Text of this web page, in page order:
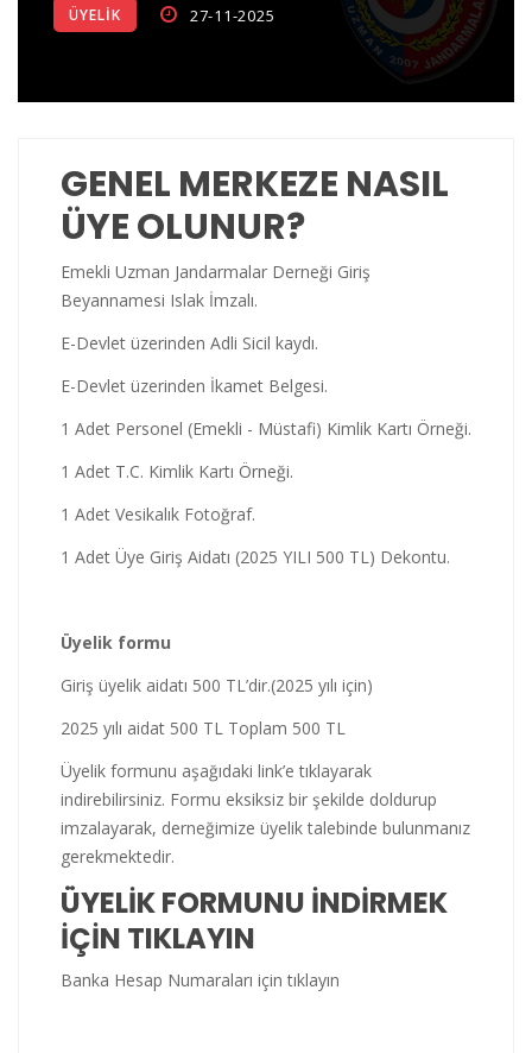
GÖNDRİLMİŞ OLUP; JNET SAYFASINDA PERSONEL
EMUJAD YÖNETİM KURULU VE ÜYELERİMİZ İLE BİRLİKTE
ANITKABİR ZİYARETİMİZ. 09.12.2025
Şehit Mehmet DEMİRBAŞ 11.07.2026
ÜYELIK 27-11-2025
GENEL MERKEZE NASIL
ÜYE OLUNUR?
Emekli Uzman Jandarmalar Derneği Giriş
Beyannamesi Islak İmzalı.
E-Devlet üzerinden Adli Sicil kaydı.
E-Devlet üzerinden İkamet Belgesi.
1 Adet Personel (Emekli - Müstafi) Kimlik Kartı Örneği.
1 Adet T.C. Kimlik Kartı Örneği.
1 Adet Vesikalık Fotoğraf.
1 Adet Üye Giriş Aidatı (2025 YILI 500 TL) Dekontu.
Üyelik formu
Giriş üyelik aidatı 500 TL’dir.(2025 yılı için)
2025 yılı aidat 500 TL Toplam 500 TL
Üyelik formunu aşağıdaki link’e tıklayarak
indirebilirsiniz. Formu eksiksiz bir şekilde doldurup
imzalayarak, derneğimize üyelik talebinde bulunmanız
gerekmektedir.
ÜYELİK FORMUNU İNDİRMEK
İÇİN TIKLAYIN
Banka Hesap Numaraları için tıklayın